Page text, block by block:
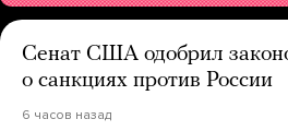
Сенат США одобрил
о санкциях против России
6 часов назад